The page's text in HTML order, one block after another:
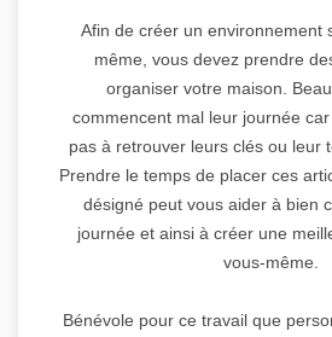
Afin de créer un environnement
même, vous devez prendre
organiser votre maison.
commencent mal leur journée
pas à retrouver leurs clés ou leur
Prendre le temps de placer ces
désigné peut vous aider à bien
journée et ainsi à créer une
vous-même.
Bénévole pour ce travail que